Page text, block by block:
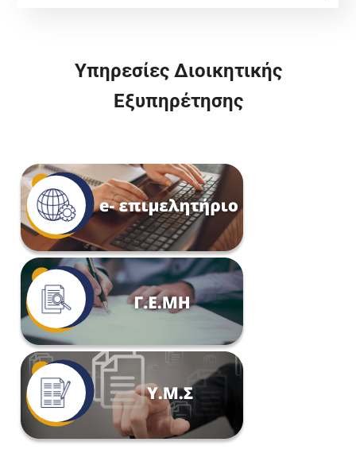
Υπηρεσίες Διοικητικής
Εξυπηρέτησης